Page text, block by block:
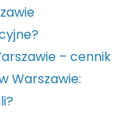
– cennik
Warszawie: